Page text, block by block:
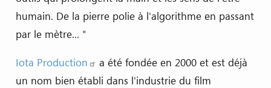
humain. De la pierre polie à l'algorithme en passant
par le mètre... "
Iota Production
a été fondée en 2000 et est déjà
un nom bien établi dans l'industrie du film